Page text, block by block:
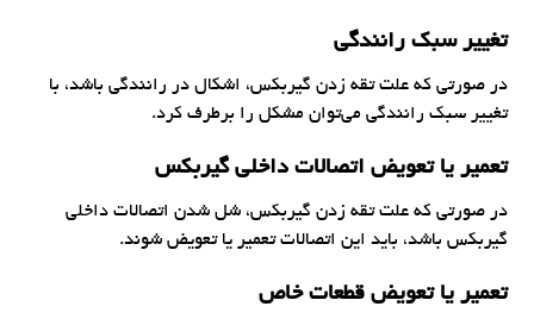
تغییر سبک رانندگی
در صورتی که علت تقه زدن گیربکس، اشکال در رانندگی باشد، با
تغییر سبک رانندگی می‌توان مشکل را برطرف کرد.
تعمیر یا تعویض اتصالات داخلی گیربکس
در صورتی که علت تقه زدن گیربکس، شل شدن اتصالات داخلی
گیربکس باشد، باید این اتصالات تعمیر یا تعویض شوند.
تعمیر یا تعویض قطعات خاص